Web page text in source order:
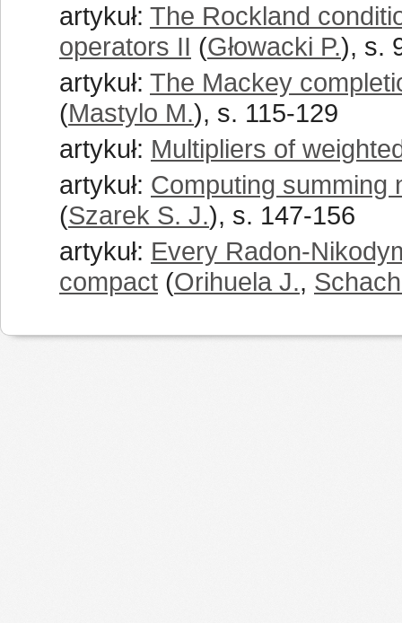
artykuł: The Rockland
operators II (Głowacki P.), s.
artykuł: The Mackey
(Mastylo M.), s. 115-129
artykuł: Multipliers of
artykuł: Computing summing
(Szarek S. J.), s. 147-156
artykuł: Every Radon-
compact (Orihuela J.,